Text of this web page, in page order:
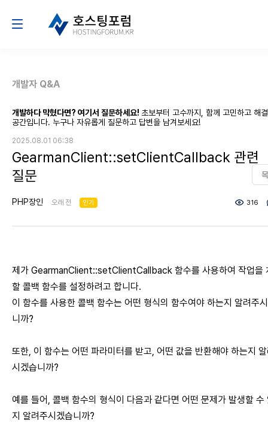
개발자 Q&A
개발하다 막혔다면? 여기서 질문하세요! 초보부터 고수까지, 함께 고민하고 해
공간입니다. 누구나 자유롭게 질문하고 답변을 남겨보세요!
2025.08.01 06:38
GearmanClient::setClientCallback 관련
질문
PHP장인 오래 전 인기 316
제가 GearmanClient::setClientCallback 함수를 사용하여 작업을
할 콜백 함수를 설정하려고 합니다.
이 함수를 사용한 콜백 함수는 어떤 형식의 함수여야 하는지 알려주
니까?
또한, 이 함수는 어떤 파라미터를 받고, 어떤 값을 반환해야 하는지
시겠습니까?
예를 들어, 콜백 함수의 형식이 다음과 같다면 어떤 문제가 발생할 수
지 알려주시겠습니까?